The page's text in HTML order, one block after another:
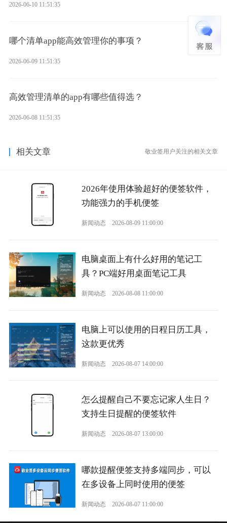
2026-06-10 11:51:35
哪个清单app能高效管理你的事项？
2026-06-09 11:51:35
高效管理清单的app有哪些值得选？
2026-06-08 11:51:35
相关文章 敬业签用户关注的相关文章
2026年使用体验超好的便签软件，
功能强力的手机便签
新闻动态 2026-08-09 11:00:00
电脑桌面上有什么好用的笔记工
具？PC端好用桌面笔记工具
新闻动态 2026-08-08 11:00:00
电脑上可以使用的日程日历工具，
这款更优秀
新闻动态 2026-08-07 14:00:00
怎么提醒自己不要忘记家人生日？
支持生日提醒的便签软件
新闻动态 2026-08-07 13:00:00
哪款提醒便签支持多端同步，可以
在多设备上同时使用的便签
新闻动态 2026-08-07 11:00:00